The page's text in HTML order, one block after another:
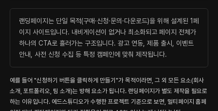
랜딩페이지는 단일 목적(구매·신청·문의·다운로드)을 위해 설계된 1페
이지 사이트입니다. 내비게이션이 없거나 최소화되고 페이지 전체가
하나의 CTA로 흘러가는 구조입니다. 광고 연동, 제품 출시, 이벤트
안내, 사전 신청 수집 등 특정 캠페인에 맞춰 제작됩니다.
예를 들어 "신청하기 버튼을 클릭하게 만들기"가 목적이라면, 그 외 모든 요소(회사
소개, 포트폴리오, 팀 소개)는 방해 요소가 됩니다. 랜딩페이지가 별도 제작을 필요로
하는 이유입니다. 에드스튜디오가 수행한 프로젝트 기준으로 보면, 멀티페이지 홈페